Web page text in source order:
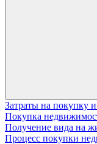
Затраты на покупку
Покупка
Получение вида на
Процесс покупки